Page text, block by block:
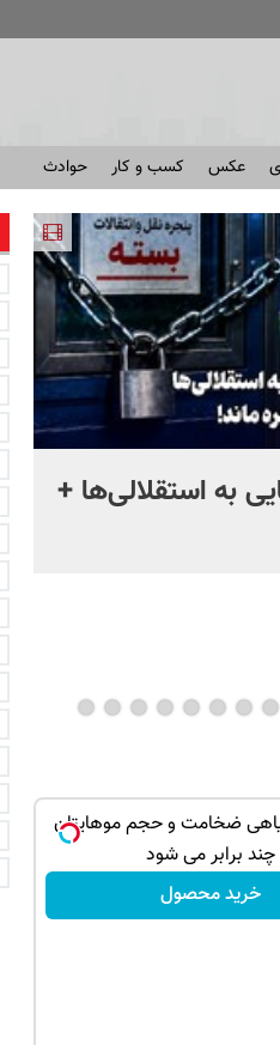
عکس کسب و کار حوادث
به استقلالی‌ها +
ضخامت و حجم موهایتان
چند برابر می شود
خرید محصول